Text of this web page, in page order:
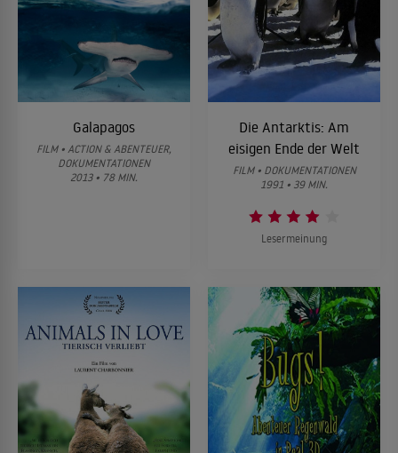
Galapagos
FILM • ACTION & ABENTEUER,
DOKUMENTATIONEN
2013 • 78 MIN.
Die Antarktis: Am
eisigen Ende der Welt
FILM • DOKUMENTATIONEN
1991 • 39 MIN.
Lesermeinung